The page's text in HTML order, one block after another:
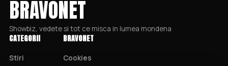
BRAVONET
Showbiz, vedete si tot ce misca in lumea mondena
CATEGORII
Stiri
BRAVONET
Cookies